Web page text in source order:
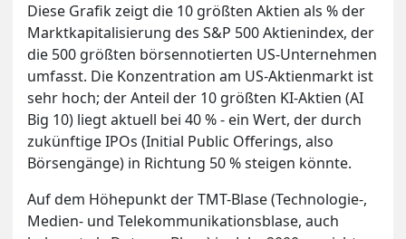
Diese Grafik zeigt die 10 größten Aktien als % der
Marktkapitalisierung des S&P 500 Aktienindex, der
die 500 größten börsennotierten US-Unternehmen
umfasst. Die Konzentration am US-Aktienmarkt ist
sehr hoch; der Anteil der 10 größten KI-Aktien (AI
Big 10) liegt aktuell bei 40 % - ein Wert, der durch
zukünftige IPOs (Initial Public Offerings, also
Börsengänge) in Richtung 50 % steigen könnte.
Auf dem Höhepunkt der TMT-Blase (Technologie-,
Medien- und Telekommunikationsblase, auch